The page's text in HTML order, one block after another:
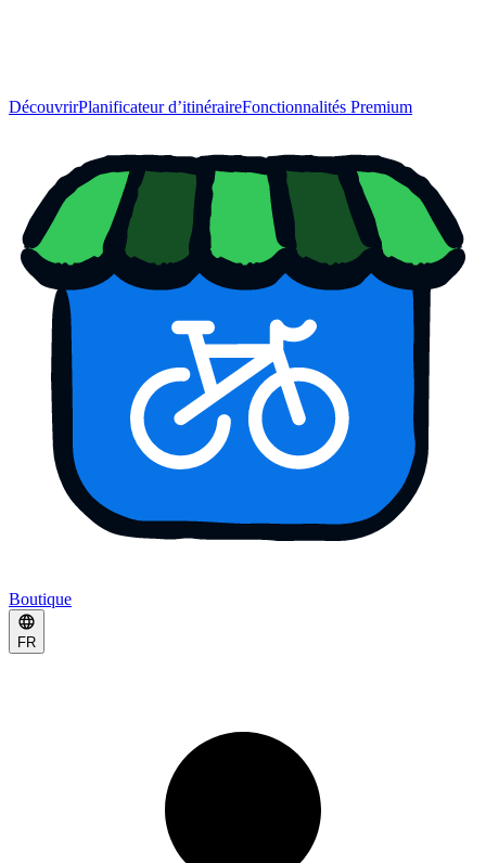
DécouvrirPlanificateur d’itinéraireFonctionnalités Premium
Boutique
FR